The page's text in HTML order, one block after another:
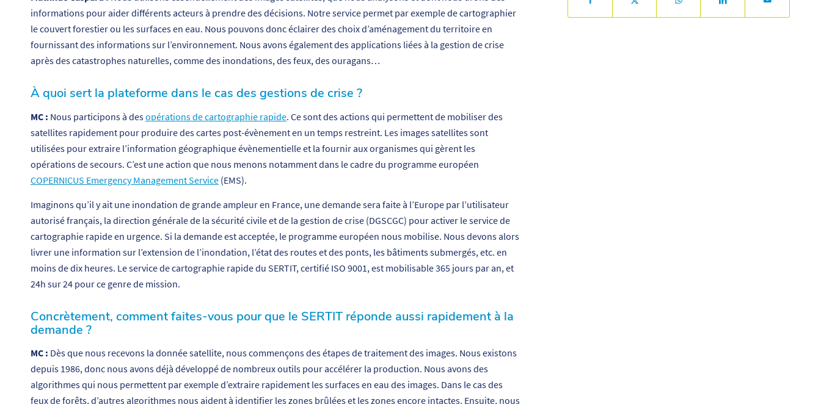
informations pour aider différents acteurs à prendre des décisions. Notre service permet par exemple de cartographier
le couvert forestier ou les surfaces en eau. Nous pouvons donc éclairer des choix d’aménagement du territoire en
fournissant des informations sur l’environnement. Nous avons également des applications liées à la gestion de crise
après des catastrophes naturelles, comme des inondations, des feux, des ouragans…
À quoi sert la plateforme dans le cas des gestions de crise ?
MC : Nous participons à desopérations de cartographie rapide. Ce sont des actions qui permettent de mobiliser des
satellites rapidement pour produire des cartes post-évènement en un temps restreint. Les images satellites sont
utilisées pour extraire l’information géographique évènementielle et la fournir aux organismes qui gèrent les
opérations de secours. C’est une action que nous menons notamment dans le cadre du programme européen
COPERNICUS Emergency Management Service (EMS).
Imaginons qu’il y ait une inondation de grande ampleur en France, une demande sera faite à l’Europe par l’utilisateur
autorisé français, la direction générale de la sécurité civile et de la gestion de crise (DGSCGC) pour activer le service de
cartographie rapide en urgence. Si la demande est acceptée, le programme européen nous mobilise. Nous devons alors
livrer une information sur l’extension de l’inondation, l’état des routes et des ponts, les bâtiments submergés, etc. en
moins de dix heures. Le service de cartographie rapide du SERTIT, certifié ISO 9001, est mobilisable 365 jours par an, et
24h sur 24 pour ce genre de mission.
Concrètement, comment faites-vous pour que le SERTIT réponde aussi rapidement à la
demande ?
MC : Dès que nous recevons la donnée satellite, nous commençons des étapes de traitement des images. Nous existons
depuis 1986, donc nous avons déjà développé de nombreux outils pour accélérer la production. Nous avons des
algorithmes qui nous permettent par exemple d’extraire rapidement les surfaces en eau des images. Dans le cas des
feux de forêts, d’autres algorithmes nous aident à identifier les zones brûlées et les zones encore intactes. Ensuite, nous